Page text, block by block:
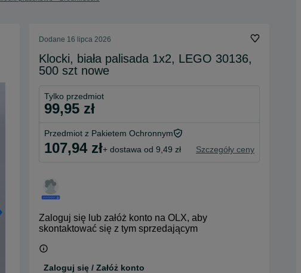
Dodane 16 lipca 2026
Klocki, biała palisada 1x2, LEGO 30136,
500 szt nowe
Tylko przedmiot
99,95 zł
Przedmiot z Pakietem Ochronnym
107,94 zł+ dostawa od 9,49 zł Szczegóły ceny
Zaloguj się lub załóż konto na OLX, aby
skontaktować się z tym sprzedającym
Zaloguj się / Załóż konto